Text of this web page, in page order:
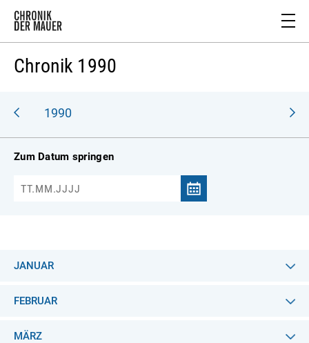
Chronik 1990
1990
Zum Datum springen
JANUAR
FEBRUAR
MÄRZ